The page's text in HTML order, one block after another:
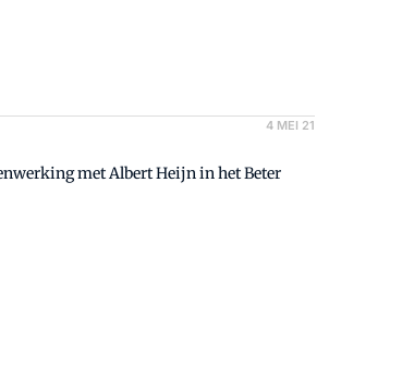
4 MEI 21
met Albert Heijn in het Beter